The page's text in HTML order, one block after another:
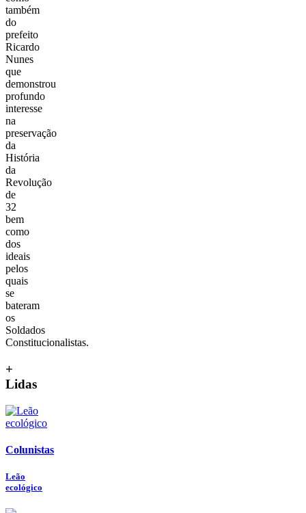
também
do
prefeito
Ricardo
Nunes
que
demonstrou
profundo
interesse
na
preservação
da
História
da
Revolução
de
32
bem
como
dos
ideais
pelos
quais
se
bateram
os
Soldados
Constitucionalistas.
+
Lidas
Colunistas
Leão
ecológico